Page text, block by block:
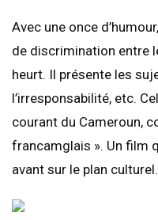
Avec une once
de discrimination entre
heurt. Il présente les
l’irresponsabilité, etc.
courant du Cameroun,
francamglais ». Un film
avant sur le plan culturel.